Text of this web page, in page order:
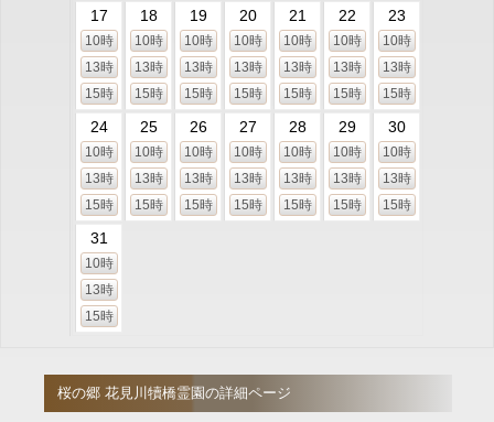
17
10時
13時
15時
18
10時
13時
15時
19
10時
13時
15時
20
10時
13時
15時
21
10時
13時
15時
22
10時
13時
15時
23
10時
13時
15時
24
10時
13時
15時
25
10時
13時
15時
26
10時
13時
15時
27
10時
13時
15時
28
10時
13時
15時
29
10時
13時
15時
30
10時
13時
15時
31
10時
13時
15時
桜の郷 花見川犢橋霊園の詳細ページ